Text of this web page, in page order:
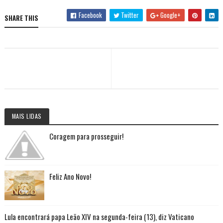
SHARE THIS Facebook Twitter Google+
MAIS LIDAS
Coragem para prosseguir!
Feliz Ano Novo!
Lula encontrará papa Leão XIV na segunda-feira (13), diz Vaticano